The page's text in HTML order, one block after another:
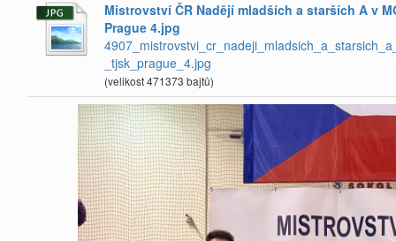
Mistrovství ČR Nadějí mladších a starších A v
Prague 4.jpg
_tjsk_prague_4.jpg
(velikost 471373 bajtů)